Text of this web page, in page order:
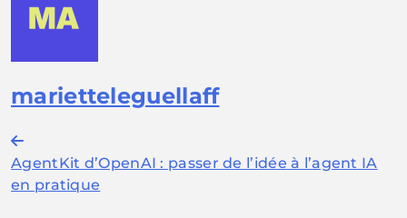
marietteleguellaff
Navigation
de
AgentKit d’OpenAI : passer de l’idée à l’agent IA
en pratique